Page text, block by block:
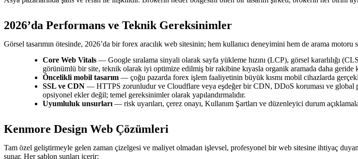
2026’da Performans ve Teknik Gereksinimler
Görsel tasarımın ötesinde, 2026’da bir forex aracılık web sitesinin; hem kullanıcı deneyimini hem de arama
Core Web Vitals — Google sıralama sinyali olarak sayfa yükleme hızını (LCP), görsel kararlılığı
görünümlü bir site, teknik olarak iyi optimize edilmiş bir rakibine kıyasla organik aramada daha geride
Öncelikli mobil tasarım — çoğu pazarda forex işlem faaliyetinin büyük kısmı mobil cihazlarda
SSL ve CDN — HTTPS zorunludur ve Cloudflare veya eşdeğer bir CDN, DDoS koruması ve global
opsiyonel ekler değil; temel gereksinimler olarak yapılandırmalıdır.
Uyumluluk unsurları — risk uyarıları, çerez onayı, Kullanım Şartları ve düzenleyici durum
Kenmore Design Web Çözümleri
Tam özel geliştirmeyle gelen zaman çizelgesi ve maliyet olmadan işlevsel, profesyonel bir web sitesine ihtiyaç
sunar. Her şablon şunları içerir: